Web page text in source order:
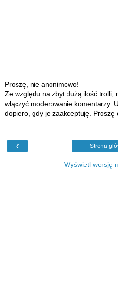
Proszę, nie anonimowo!
Ze względu na zbyt dużą ilość trolli,
włączyć moderowanie komentarzy.
dopiero, gdy je zaakceptuję. Proszę
‹ Strona
Wyświetl wersję